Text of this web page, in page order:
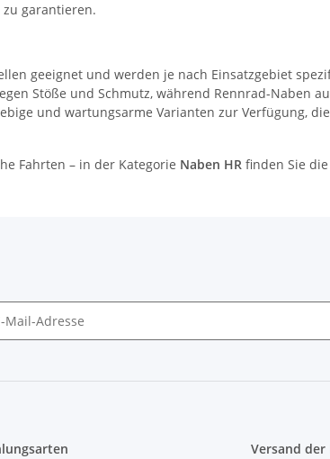
garantieren.
geeignet und werden je nach Einsatzgebiet
Stöße und Schmutz, während Rennrad-Naben
und wartungsarme Varianten zur Verfügung,
Fahrten – in der Kategorie Naben HR finden Sie
Versand der